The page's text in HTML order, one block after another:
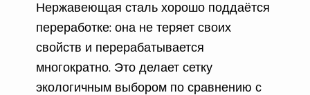
Нержавеющая сталь хорошо поддаётся
переработке: она не теряет своих
свойств и перерабатывается
многократно. Это делает сетку
экологичным выбором по сравнению с